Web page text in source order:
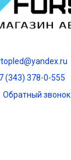
(343) 378-0-555
Обратный звонок